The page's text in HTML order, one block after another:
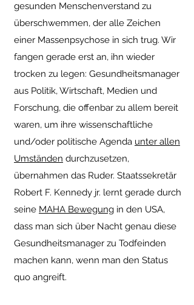
gesunden Menschenverstand zu
überschwemmen, der alle Zeichen
einer Massenpsychose in sich trug. Wir
fangen gerade erst an, ihn wieder
trocken zu legen: Gesundheitsmanager
aus Politik, Wirtschaft, Medien und
Forschung, die offenbar zu allem bereit
waren, um ihre wissenschaftliche
und/oder politische Agenda unter allen
Umständen durchzusetzen,
übernahmen das Ruder. Staatssekretär
Robert F. Kennedy jr. lernt gerade durch
seine MAHA Bewegung in den USA,
dass man sich über Nacht genau diese
Gesundheitsmanager zu Todfeinden
machen kann, wenn man den Status
quo angreift.